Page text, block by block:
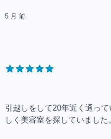
5 月 前
引越しをして20年近く通っ
しく美容室を探していました